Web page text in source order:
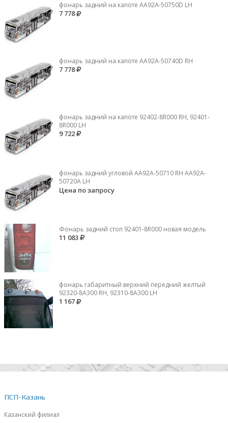
фонарь задний на капоте AA92A-50750D LH
7 778
фонарь задний на капоте AA92A-50740D RH
7 778
фонарь задний на капоте 92402-8R000 RH, 92401-
8R000 LH
9 722
фонарь задний угловой AA92A-50710 RH AA92A-
50720A LH
Цена по запросу
Фонарь задний стоп 92401-8R000 новая модель
11 083
фонарь габаритный верхний передний желтый
92320-8A300 RH, 92310-8А300 LH
1 167
ПСП-Казань
Казанский филиал